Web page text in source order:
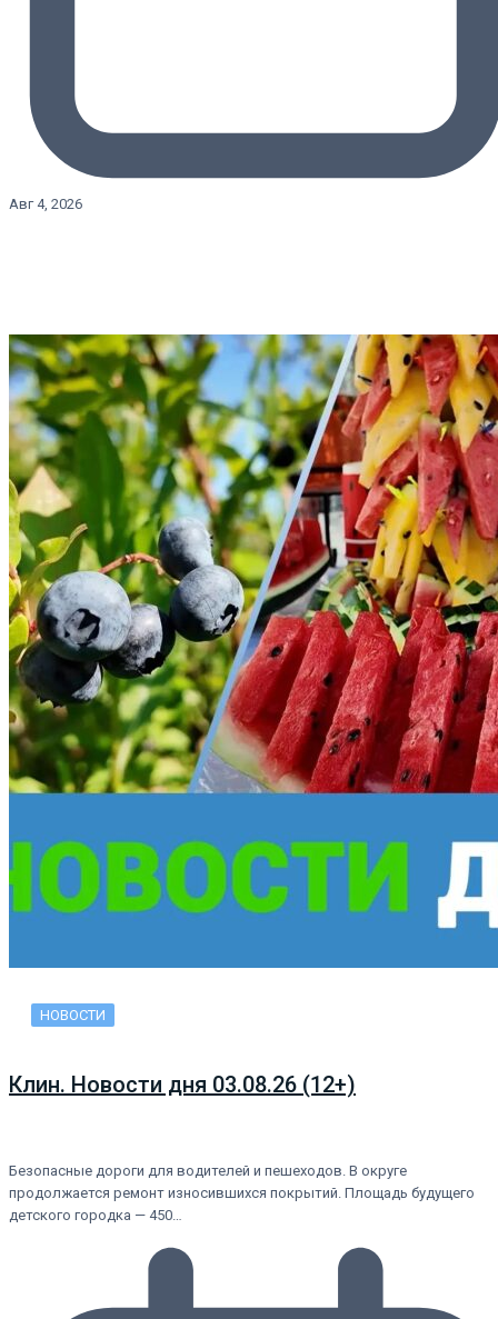
Авг 4, 2026
НОВОСТИ
Клин. Новости дня 03.08.26 (12+)
Безопасные дороги для водителей и пешеходов. В округе
продолжается ремонт износившихся покрытий. Площадь будущего
детского городка — 450…